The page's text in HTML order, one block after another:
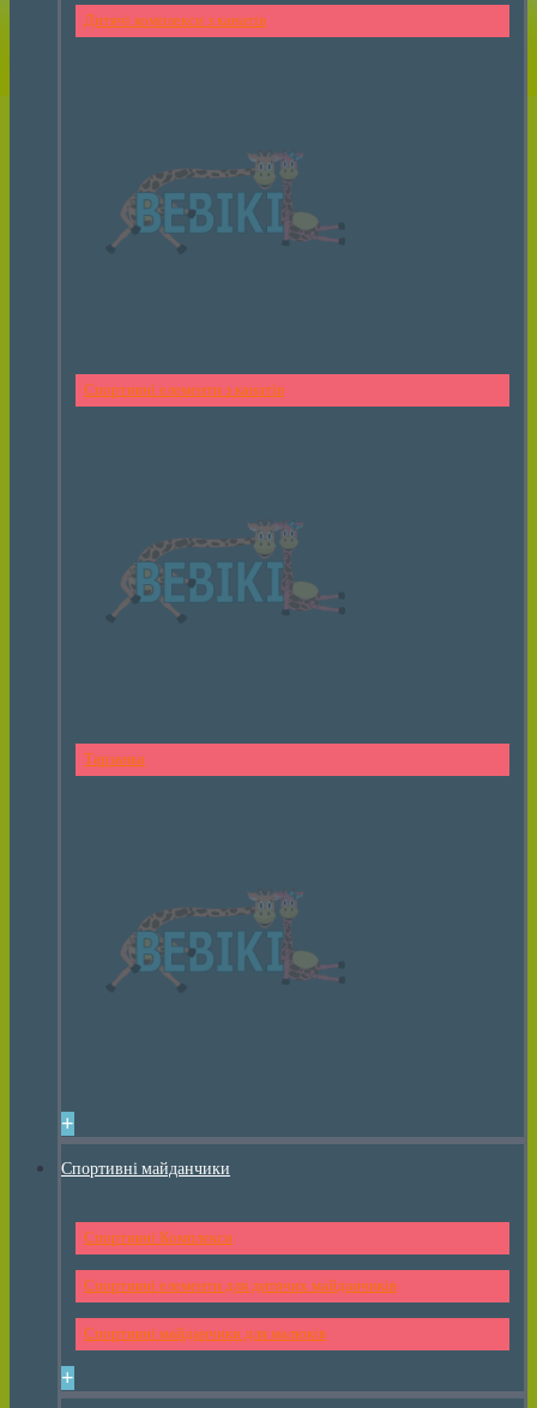
Дитячі комплекси з канатів
Спортивні елементи з канатів
Тарзанка
+
Спортивні майданчики
Спортивні Комплекси
Спортивні елементи для дитячих майданчиків
Спортивні майданчики для малюків
+